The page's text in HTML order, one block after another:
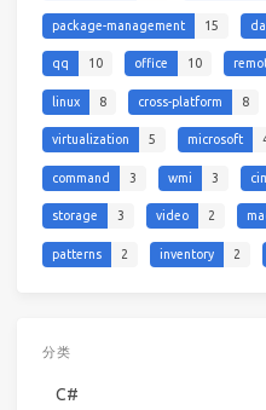
package-management 15
qq 10 office 10
linux 8 cross-platform 8
virtualization 5 microsoft
command 3 wmi 3
storage 3 video 2
patterns 2 inventory 2
分类
C#